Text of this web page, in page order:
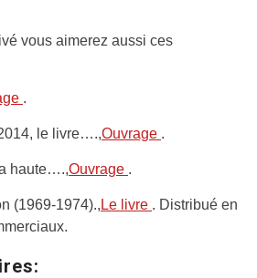
vous aimerez aussi ces
.
le livre….,Ouvrage .
haute….,Ouvrage .
(1969-1974)., Le livre . Distribué en